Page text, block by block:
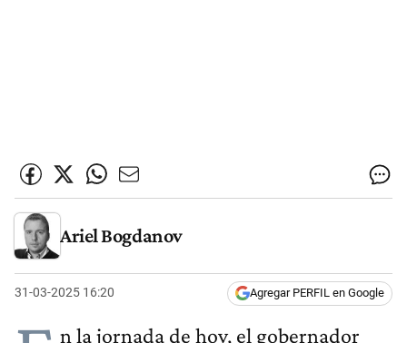
Ariel Bogdanov
31-03-2025 16:20 Agregar PERFIL en Google
n la jornada de hoy, el gobernador